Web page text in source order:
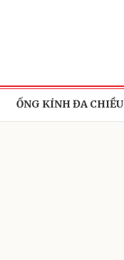
ỐNG KÍNH ĐA CHIỀU